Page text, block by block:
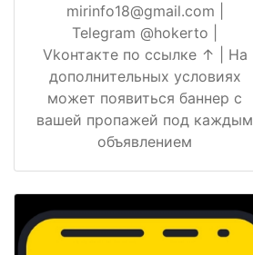
mirinfo18@gmail.com |
Telegram @hokerto |
Vkонтакте по ссылке ↑ | На
дополнительных условиях
может появиться баннер с
вашей пропажей под каждым
объявлением